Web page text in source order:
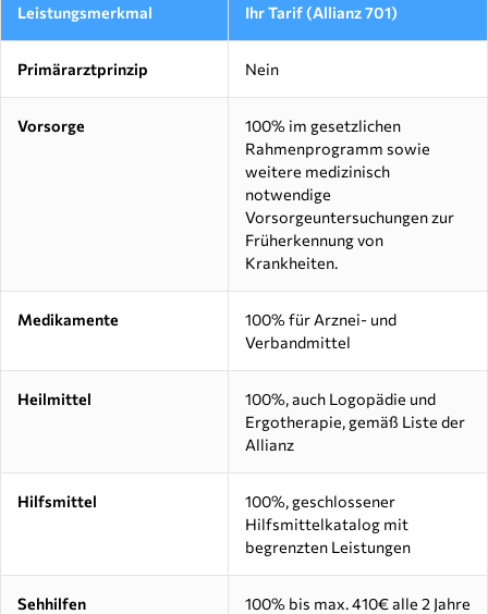
Leistungsmerkmal Ihr Tarif (Allianz 701)
Primärarztprinzip Nein
Vorsorge
100% im gesetzlichen
Rahmenprogramm sowie
weitere medizinisch
notwendige
Vorsorgeuntersuchungen zur
Früherkennung von
Krankheiten.
Medikamente
100% für Arznei- und
Verbandmittel
Heilmittel
100%, auch Logopädie und
Ergotherapie, gemäß Liste der
Allianz
Hilfsmittel
100%, geschlossener
Hilfsmittelkatalog mit
begrenzten Leistungen
Sehhilfen 100% bis max. 410€ alle 2 Jahre